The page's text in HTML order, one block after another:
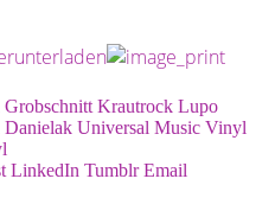
Grobschnitt Krautrock Lupo
Danielak Universal Music Vinyl
LinkedIn Tumblr Email